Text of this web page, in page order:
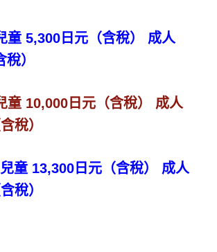
童 5,300日元（含稅） 成人
）
童 10,000日元（含稅） 成人
稅）
兒童 13,300日元（含稅） 成人
稅）